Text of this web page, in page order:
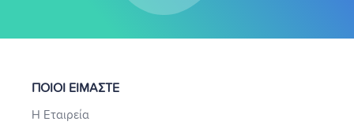
ΠΟΙΟΙ ΕΙΜΑΣΤΕ
Η Εταιρεία